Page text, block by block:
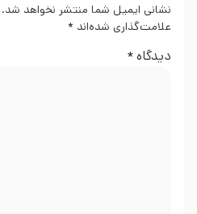
نشانی ایمیل شما منتشر نخواهد شد.
علامت‌گذاری شده‌اند *
دیدگاه*